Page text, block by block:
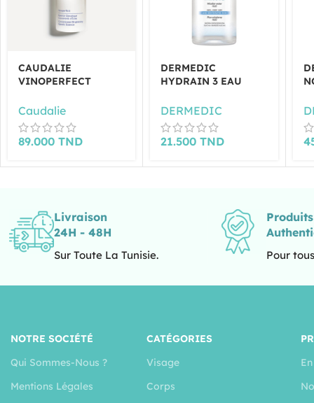
CAUDALIE
VINOPERFECT
GLYCOLIQUE
CONCENTRÉE
D’ÉCLAT 100ML
Caudalie
89.000 TND
DERMEDIC
HYDRAIN 3 EAU
500 ML
DERMEDIC
21.500TND
Livraison
24H - 48H
Sur Toute La Tunisie. Pour
NOTRE SOCIÉTÉ
Qui Sommes-Nous ?
Mentions Légales
CATÉGORIES
Visage
Corps